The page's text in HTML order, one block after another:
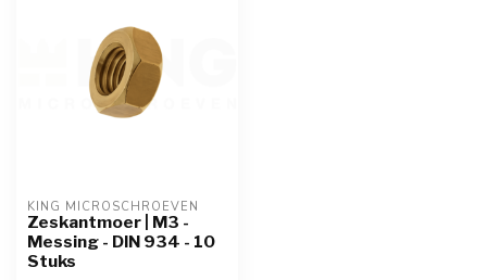
KING MICROSCHROEVEN
Zeskantmoer | M3 -
Messing - DIN 934 - 10
Stuks